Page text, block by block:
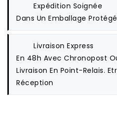
Expédition Soignée
Dans Un Emballage Protégé
Livraison Express
En 48h Avec Chronopost
Livraison En Point-Relais.
Réception